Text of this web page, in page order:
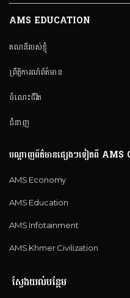
AMS EDUCATION
គណនី​របស់ខ្ញុំ
ព្រឹត្តិការណ៍ព័ត៌មាន
ចំណេះជីវិត
ជំនាញ
បណ្តាញព័ត៌មានផ្សេងៗទៀតពី AMS
AMS Economy
AMS Education
AMS Infotainment
AMS Khmer Civilization
ស្វែងយល់បន្ថែម